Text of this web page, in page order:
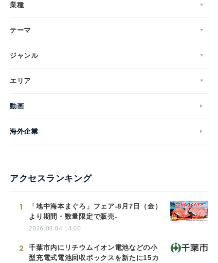
業種
テーマ
ジャンル
エリア
動画
海外企業
アクセスランキング
1
「地中海本まぐろ」フェア-8月7日（金）
より期間・数量限定で販売-
2026.08.04 14:00
2
千葉市内にリチウムイオン電池などの小
型充電式電池回収ボックスを新たに15カ